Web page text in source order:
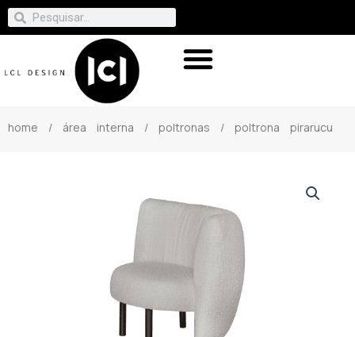
home / área interna / poltronas / poltrona pirarucu